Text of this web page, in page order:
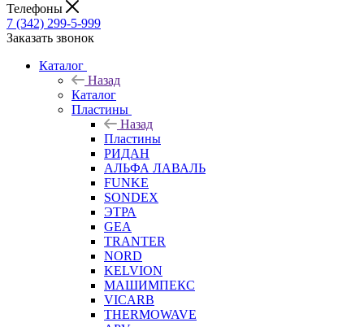
Телефоны
7 (342) 299-5-999
Заказать звонок
Каталог
Назад
Каталог
Пластины
Назад
Пластины
РИДАН
АЛЬФА ЛАВАЛЬ
FUNKE
SONDEX
ЭТРА
GEA
TRANTER
NORD
KELVION
МАШИМПЕКС
VICARB
THERMOWAVE